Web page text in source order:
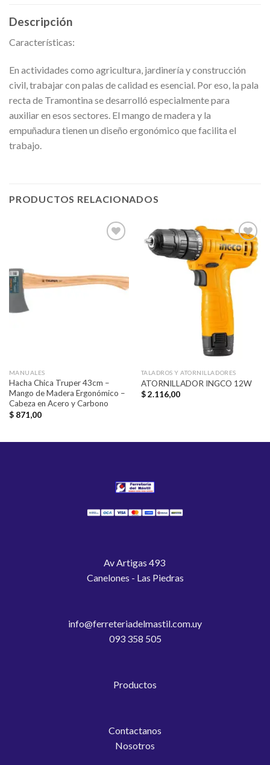
Descripción
Características:
En actividades como agricultura, jardinería y construcción
civil, trabajar con palas de calidad es esencial. Por eso, la pala
recta de Tramontina se desarrolló especialmente para
auxiliar en esos sectores. El mango de madera y la
empuñadura tienen un diseño ergonómico que facilita el
trabajo.
PRODUCTOS RELACIONADOS
a la
lista de
MANUALES
Hacha Chica Truper 43cm –
Mango de Madera Ergonómico –
Cabeza en Acero y Carbono
$871,00
Añadir
deseos
TALADROS Y ATORNILLADORES
ATORNILLADOR INGCO 12W
$2.116,00
Av Artigas 493
Canelones - Las Piedras
info@ferreteriadelmastil.com.uy
093 358 505
Productos
Contactanos
Nosotros